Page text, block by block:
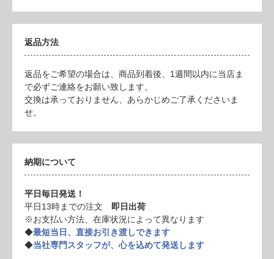
返品方法
返品をご希望の場合は、商品到着後、1週間以内に当店ま
で必ずご連絡をお願い致します。
交換は承っておりません、あらかじめご了承くださいま
せ。
納期について
平日毎日発送！
平日13時までの注文 即日出荷
※お支払い方法、在庫状況によって異なります
◆最短当日、直接お引き渡しできます
◆当社専門スタッフが、心を込めて発送します